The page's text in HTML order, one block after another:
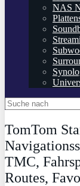
NAS
TomTom
TMC,
Routes,